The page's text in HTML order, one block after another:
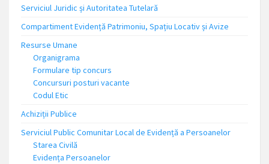
Serviciul Juridic și Autoritatea Tutelară
Compartiment Evidență Patrimoniu, Spațiu Locativ și Avize
Resurse Umane
Organigrama
Formulare tip concurs
Concursuri posturi vacante
Codul Etic
Achiziții Publice
Serviciul Public Comunitar Local de Evidență a Persoanelor
Starea Civilă
Evidența Persoanelor